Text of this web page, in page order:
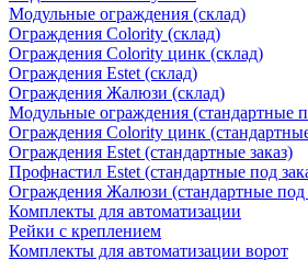
Модульные ограждения (склад)
Ограждения Colority (склад)
Ограждения Colority цинк (склад)
Ограждения Estet (склад)
Ограждения Жалюзи (склад)
Модульные ограждения (стандартные
Ограждения Colority цинк
Ограждения Estet (стандартные заказ)
Профнастил Estet (стандартные под
Ограждения Жалюзи (стандартные под
Комплекты для автоматизации
Рейки с креплением
Комплекты для автоматизации ворот